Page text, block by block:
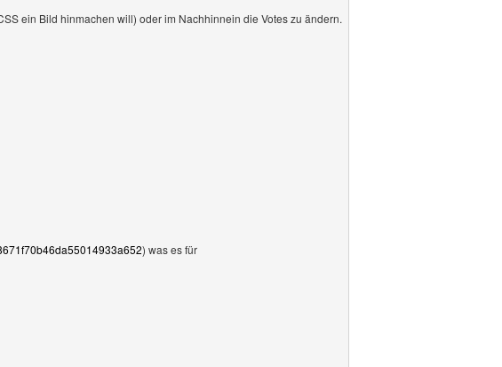
ein Bild hinmachen will) oder im Nachhinnein die Votes zu ändern.
) was es für